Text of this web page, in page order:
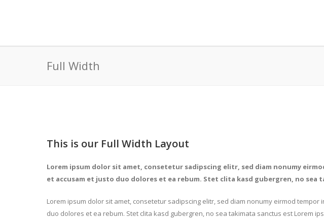
Full Width
This is our Full Width Layout
Lorem ipsum dolor sit amet, consetetur sadipscing elitr, sed diam nonumy
et accusam et justo duo dolores et ea rebum. Stet clita kasd gubergren, no sea
Lorem ipsum dolor sit amet, consetetur sadipscing elitr, sed diam nonumy eirmod
duo dolores et ea rebum. Stet clita kasd gubergren, no sea takimata sanctus est Lorem